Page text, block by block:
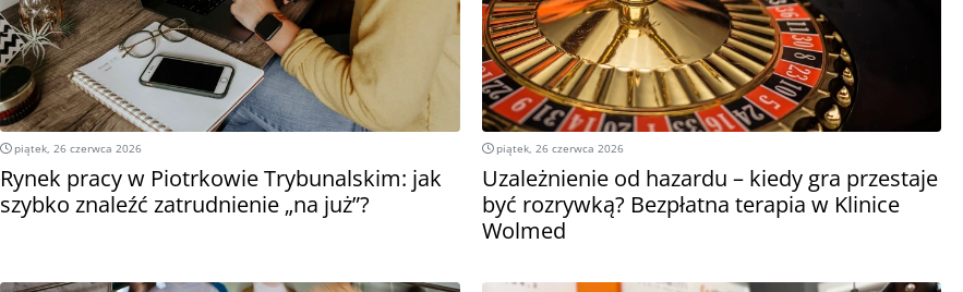
piątek, 26 czerwca 2026
Rynek pracy w Piotrkowie Trybunalskim: jak
szybko znaleźć zatrudnienie „na już”?
piątek, 26 czerwca 2026
Uzależnienie od hazardu – kiedy gra przestaje
być rozrywką? Bezpłatna terapia w Klinice
Wolmed